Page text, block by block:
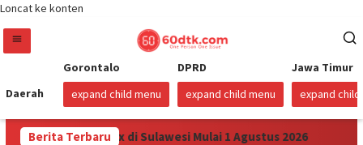
Loncat ke konten
Daerah
Gorontalo
expand child menu
DPRD
expand child menu
Jawa Timur
expand child
Berita Terbaru
Harga Pertamax di Sulawesi Mulai 1 Agustus 2026